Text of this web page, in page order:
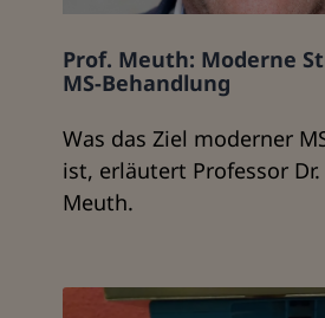
Prof. Meuth: Moderne
MS-Behandlung
Was das Ziel moderner
ist, erläutert Professor Dr.
Meuth.